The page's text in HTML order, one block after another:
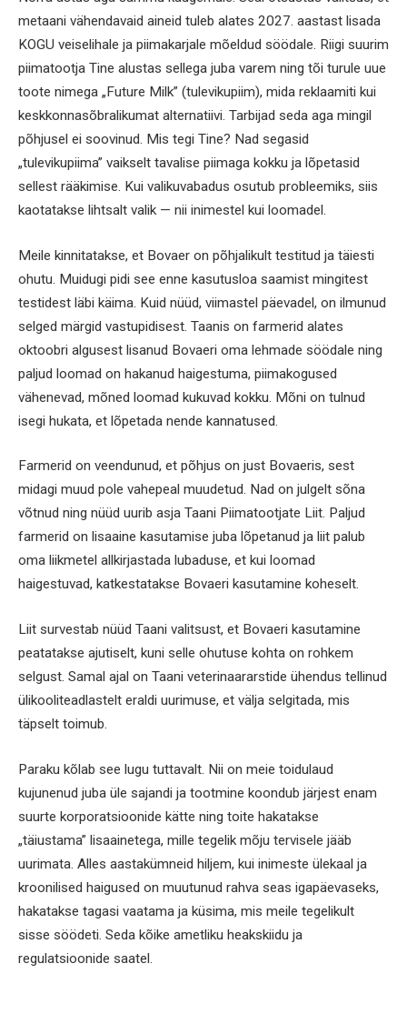
metaani vähendavaid aineid tuleb alates 2027. aastast lisada
KOGU veiselihale ja piimakarjale mõeldud söödale. Riigi suurim
piimatootja Tine alustas sellega juba varem ning tõi turule uue
toote nimega „Future Milk” (tulevikupiim), mida reklaamiti kui
keskkonnasõbralikumat alternatiivi. Tarbijad seda aga mingil
põhjusel ei soovinud. Mis tegi Tine? Nad segasid
„tulevikupiima” vaikselt tavalise piimaga kokku ja lõpetasid
sellest rääkimise. Kui valikuvabadus osutub probleemiks, siis
kaotatakse lihtsalt valik — nii inimestel kui loomadel.
Meile kinnitatakse, et Bovaer on põhjalikult testitud ja täiesti
ohutu. Muidugi pidi see enne kasutusloa saamist mingitest
testidest läbi käima. Kuid nüüd, viimastel päevadel, on ilmunud
selged märgid vastupidisest. Taanis on farmerid alates
oktoobri algusest lisanud Bovaeri oma lehmade söödale ning
paljud loomad on hakanud haigestuma, piimakogused
vähenevad, mõned loomad kukuvad kokku. Mõni on tulnud
isegi hukata, et lõpetada nende kannatused.
Farmerid on veendunud, et põhjus on just Bovaeris, sest
midagi muud pole vahepeal muudetud. Nad on julgelt sõna
võtnud ning nüüd uurib asja Taani Piimatootjate Liit. Paljud
farmerid on lisaaine kasutamise juba lõpetanud ja liit palub
oma liikmetel allkirjastada lubaduse, et kui loomad
haigestuvad, katkestatakse Bovaeri kasutamine koheselt.
Liit survestab nüüd Taani valitsust, et Bovaeri kasutamine
peatatakse ajutiselt, kuni selle ohutuse kohta on rohkem
selgust. Samal ajal on Taani veterinaararstide ühendus tellinud
ülikooliteadlastelt eraldi uurimuse, et välja selgitada, mis
täpselt toimub.
Paraku kõlab see lugu tuttavalt. Nii on meie toidulaud
kujunenud juba üle sajandi ja tootmine koondub järjest enam
suurte korporatsioonide kätte ning toite hakatakse
„täiustama” lisaainetega, mille tegelik mõju tervisele jääb
uurimata. Alles aastakümneid hiljem, kui inimeste ülekaal ja
kroonilised haigused on muutunud rahva seas igapäevaseks,
hakatakse tagasi vaatama ja küsima, mis meile tegelikult
sisse söödeti. Seda kõike ametliku heakskiidu ja
regulatsioonide saatel.